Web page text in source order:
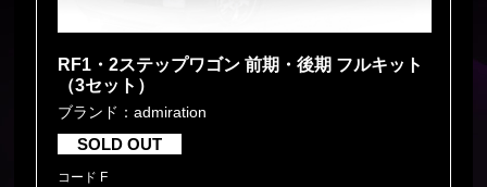
RF1・2ステップワゴン 前期・後期 フルキット
（3セット）
ブランド：admiration
SOLD OUT
コード F